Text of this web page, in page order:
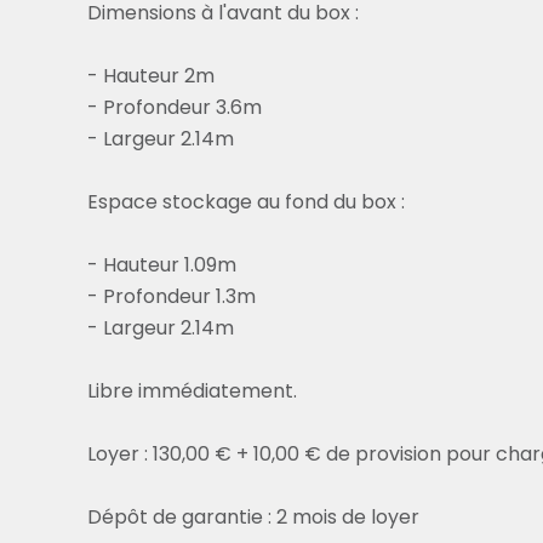
Dimensions à l'avant du box :
- Hauteur 2m
- Profondeur 3.6m
- Largeur 2.14m
Espace stockage au fond du box :
- Hauteur 1.09m
- Profondeur 1.3m
- Largeur 2.14m
Libre immédiatement.
Loyer : 130,00 € + 10,00 € de provision pour
Dépôt de garantie : 2 mois de loyer